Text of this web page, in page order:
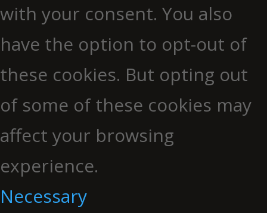
with your consent. You also
have the option to opt-out of
these cookies. But opting out
of some of these cookies may
affect your browsing
experience.
Necessary